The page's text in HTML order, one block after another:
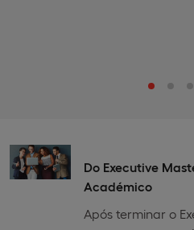
Do Executive
Académico
Após terminar o